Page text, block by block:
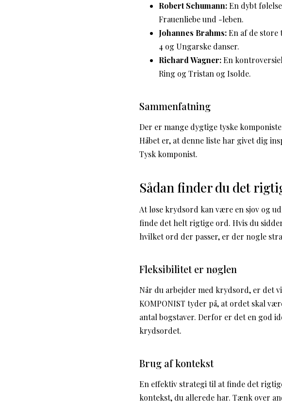
Robert Schumann:En dybt
Frauenliebe und -leben.
Johannes Brahms:En af de
4 og Ungarske danser.
Richard Wagner:En
Ring og Tristan og Isolde.
Sammenfatning
Der er mange dygtige tyske
Håbet er, at denne liste har givet dig
Tysk komponist.
Sådan finder du det
At løse krydsord kan være en sjov og
finde det helt rigtige ord. Hvis du
hvilket ord der passer, er der nogle
Fleksibilitet er nøglen
Når du arbejder med krydsord, er det
KOMPONIST tyder på, at ordet skal
antal bogstaver. Derfor er det en god
krydsordet.
Brug af kontekst
En effektiv strategi til at finde det
kontekst, du allerede har. Tænk over